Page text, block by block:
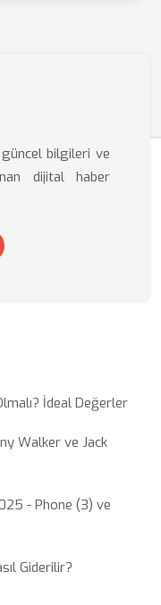
güncel bilgileri ve
dijital haber
İdeal Değerler
Walker ve Jack
- Phone (3) ve
Giderilir?